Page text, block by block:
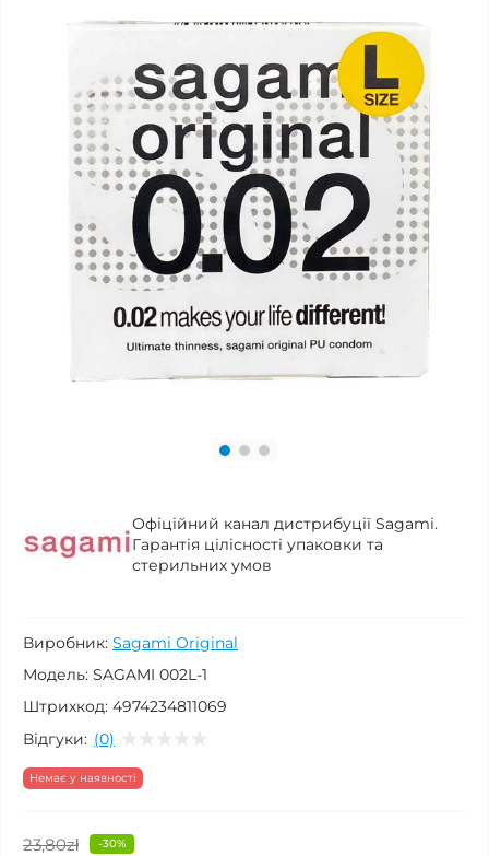
Офіційний канал дистрибуції Sagami.
Гарантія цілісності упаковки та
стерильних умов
Виробник: Sagami Original
Модель: SAGAMI 002L-1
Штрихкод: 4974234811069
Відгуки: (0)
Немає у наявності
23,80zł -30%